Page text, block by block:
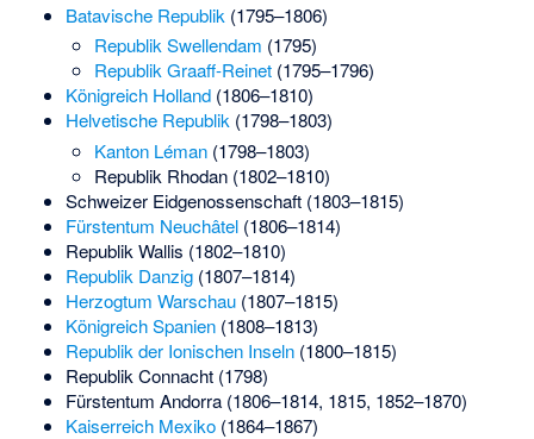
Batavische Republik (1795–1806)
Republik Swellendam (1795)
Republik Graaff-Reinet (1795–1796)
Königreich Holland(1806–1810)
Helvetische Republik(1798–1803)
Kanton Léman (1798–1803)
Republik Rhodan (1802–1810)
Schweizer Eidgenossenschaft(1803–1815)
Fürstentum Neuchâtel(1806–1814)
Republik Wallis (1802–1810)
Republik Danzig(1807–1814)
Herzogtum Warschau(1807–1815)
Königreich Spanien(1808–1813)
Republik der Ionischen Inseln(1800–1815)
Republik Connacht (1798)
Fürstentum Andorra(1806–1814, 1815, 1852–1870)
Kaiserreich Mexiko(1864–1867)